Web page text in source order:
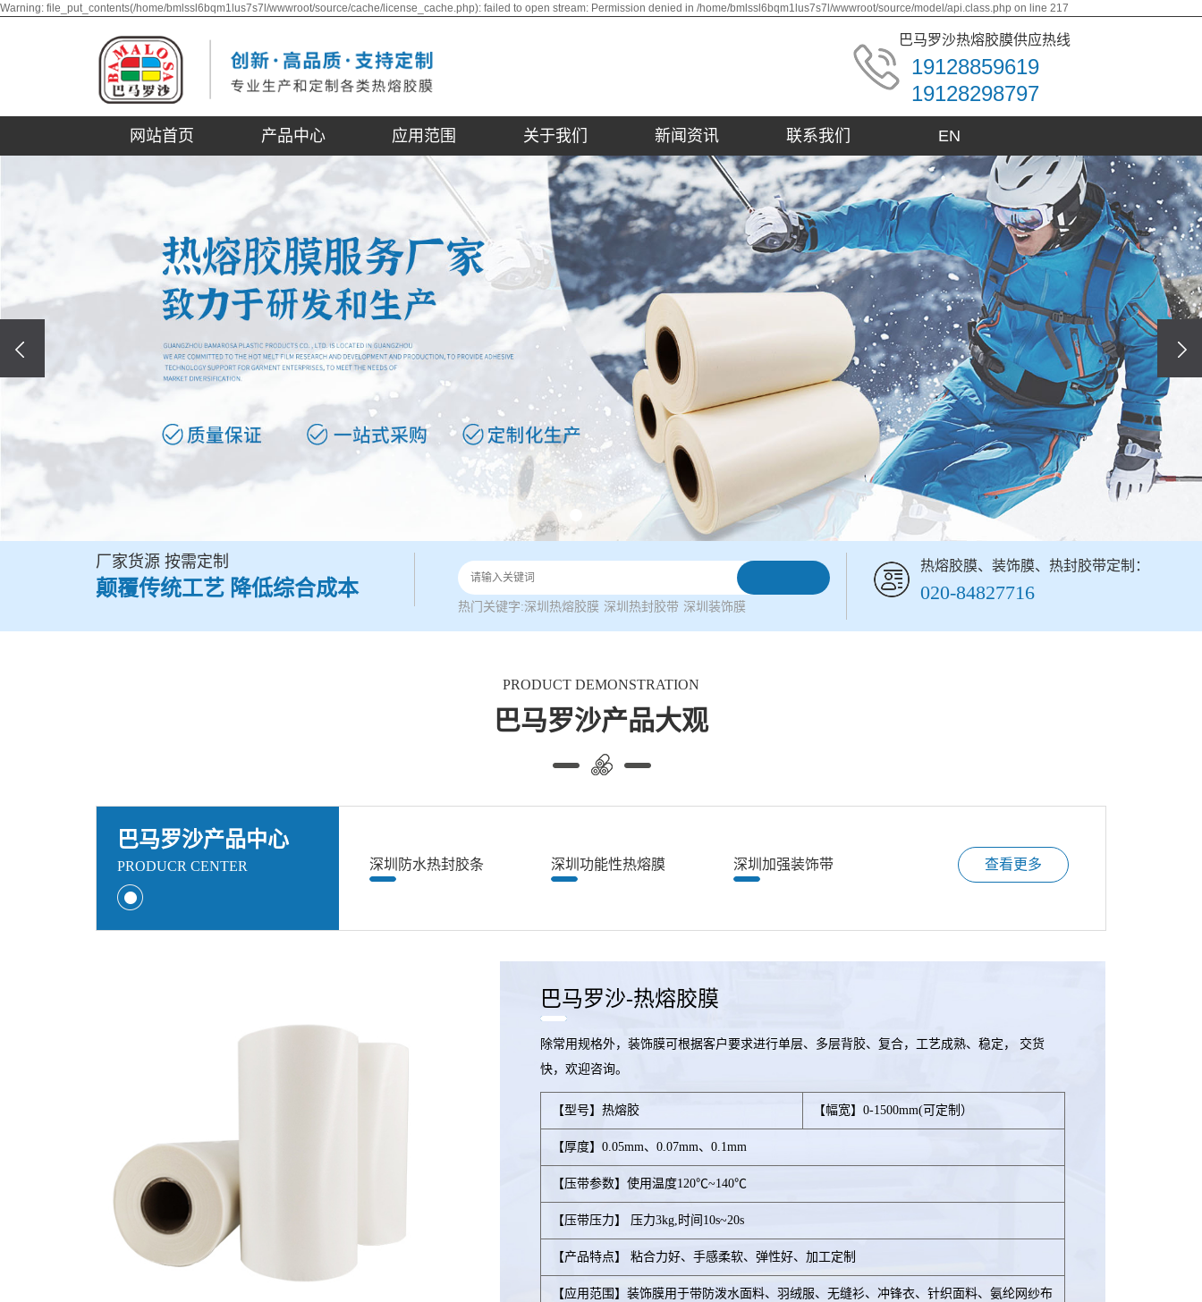
Warning: file_put_contents(/home/bmlssl6bqm1lus7s7l/wwwroot/source/cache/license_cache.php): failed to open stream: Permission denied in /home/bmlssl6bqm1lus7s7l/wwwroot/source/model/api.class.php on line 217
巴马罗沙热熔胶膜供应热线
19128859619
19128298797
网站首页 产品中心 应用范围 关于我们 新闻资讯 联系我们 EN
厂家货源 按需定制
颠覆传统工艺 降低综合成本
热门关键字:深圳热熔胶膜 深圳热封胶带 深圳装饰膜
热熔胶膜、装饰膜、热封胶带定制：
020-84827716
PRODUCT DEMONSTRATION
巴马罗沙产品大观
巴马罗沙产品中心
PRODUCR CENTER 深圳防水热封胶条 深圳功能性热熔膜 深圳加强装饰带 查看更多
巴马罗沙-热熔胶膜
除常用规格外，装饰膜可根据客户要求进行单层、多层背胶、复合，工艺成熟、稳定， 交货
快，欢迎咨询。
【型号】热熔胶 【幅宽】0-1500mm(可定制）
【厚度】0.05mm、0.07mm、0.1mm
【压带参数】使用温度120℃~140℃
【压带压力】 压力3kg,时间10s~20s
【产品特点】 粘合力好、手感柔软、弹性好、加工定制
【应用范围】装饰膜用于带防泼水面料、羽绒服、无缝衫、冲锋衣、针织面料、氨纶网纱布